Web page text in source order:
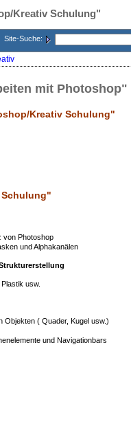
Kreativ Schulung"
Site-Suche:
mit Photoshop"
Kreativ Schulung"
"
von Photoshop
und Alphakanälen
usw.
Objekten ( Quader, Kugel usw.)
und Navigationbars